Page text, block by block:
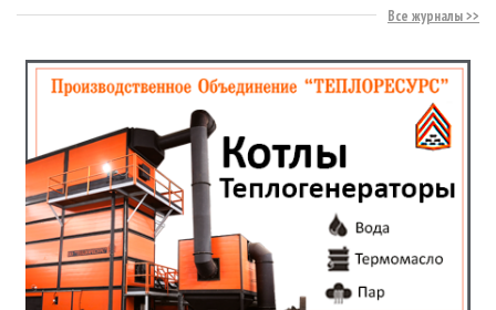
Все журналы